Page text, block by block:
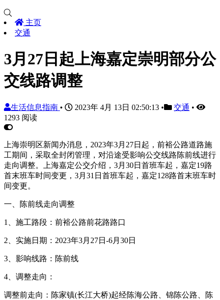
主页
交通
3月27日起上海嘉定崇明部分公
交线路调整
生活信息指南 • 2023年 4月 13日 02:50:13 • 交通 •
1293 阅读
上海崇明区新闻办消息，2023年3月27日起，前裕公路道路施
工期间，采取全封闭管理，对沿途受影响公交线路陈前线进行
走向调整。上海嘉定公交介绍，3月30日首班车起，嘉定19路
首末班车时间变更，3月31日首班车起，嘉定128路首末班车时
间变更。
一、陈前线走向调整
1、施工路段：前裕公路前花路路口
2、实施日期：2023年3月27日-6月30日
3、影响线路：陈前线
4、调整走向：
调整前走向：陈家镇(长江大桥)起经陈海公路、锦陈公路、陈